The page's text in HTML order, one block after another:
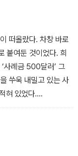
트를 계획하는 이야기
다채로운 캐릭터와
한 작품이다. 원서의
독자에게 다시금 읽
는 선택에 대해 고민
떠올랐다. 차창 바로
붙여둔 것이었다. 희
사례금 500달러’ 그
쑤욱 내밀고 있는 사
혀 있었다.
.’
만 개를 위해 500달